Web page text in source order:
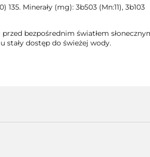
Minerały (mg): 3b503 (Mn:11), 3b103
bezpośrednim światłem
stały dostęp do świeżej wody.